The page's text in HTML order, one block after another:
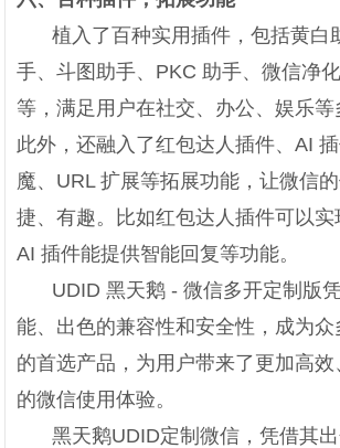
植入了百种实用插件，包括黄白
手、斗图助手、PKC 助手、微信净
等，满足用户在社交、办公、娱乐等
此外，还融入了红包达人插件、AI
魔、URL 扩展等拓展功能，让微信
捷、有趣。比如红包达人插件可以实
AI 插件能提供智能回复等功能。
UDID 黑天鹅 - 微信多开定制版
能、出色的兼容性和安全性，成为
的首选产品，为用户带来了更加高
的微信使用体验。
黑天鹅UDID定制微信，凭借其